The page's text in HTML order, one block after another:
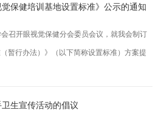
按时交纳单位会费的成都爱灵瞳健康咨询有
保健培训基地设置标准》公示的通知
召开眼视觉保健分会委员会议，就我会制订
暂行办法）》（以下简称设置标准）方案提
意见与建议，对《设置标准》进行了修改完
年8月6号到8月13号。公示期间，如对
生宣传活动的倡议